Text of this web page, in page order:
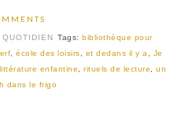
QUOTIDIEN Tags:bibliothèque pour
école des loisirs et dedans il y a
Je
littérature enfantine rituels de lecture
un
dans le frigo